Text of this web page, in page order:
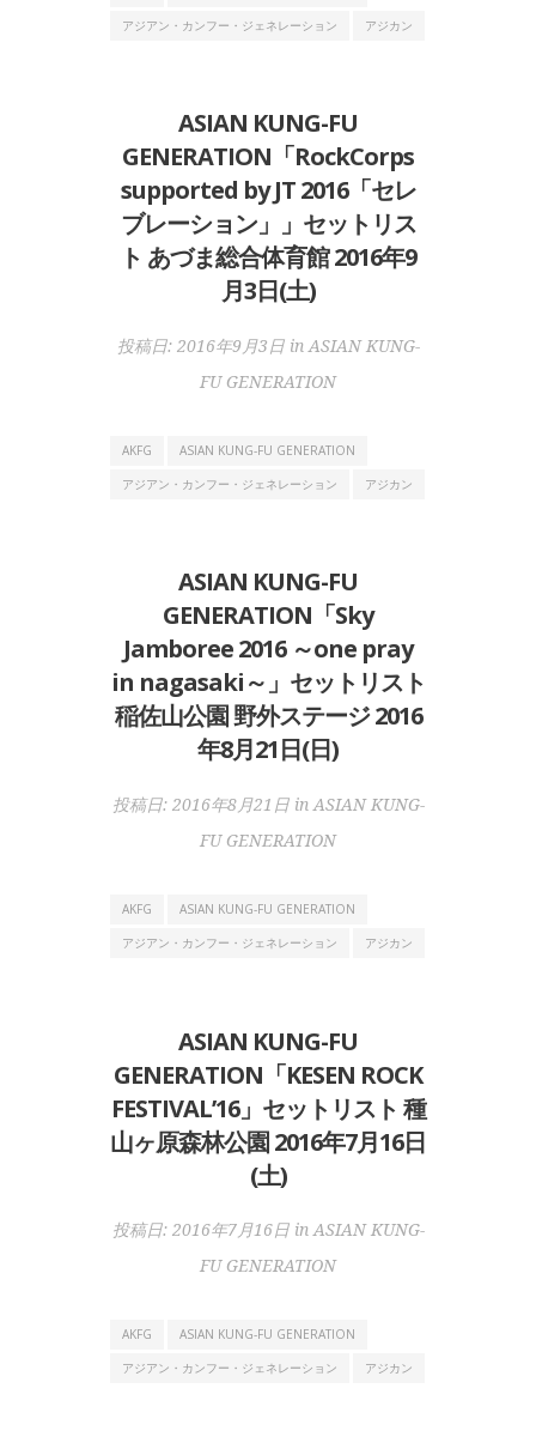
アジアン・カンフー・ジェネレーション
アジカン
ASIAN KUNG-FU
GENERATION「RockCorps
supported by JT 2016「セレ
ブレーション」」セットリス
ト あづま総合体育館 2016年9
月3日(土)
投稿日: 2016年9月3日inASIAN KUNG-
FU GENERATION
AKFG
ASIAN KUNG-FU GENERATION
アジアン・カンフー・ジェネレーション
アジカン
ASIAN KUNG-FU
GENERATION「Sky
Jamboree 2016 ～one pray
in nagasaki～」セットリスト
稲佐山公園 野外ステージ 2016
年8月21日(日)
投稿日: 2016年8月21日inASIAN KUNG-
FU GENERATION
AKFG
ASIAN KUNG-FU GENERATION
アジアン・カンフー・ジェネレーション
アジカン
ASIAN KUNG-FU
GENERATION「KESEN ROCK
FESTIVAL’16」セットリスト 種
山ヶ原森林公園 2016年7月16日
(土)
投稿日: 2016年7月16日inASIAN KUNG-
FU GENERATION
AKFG
ASIAN KUNG-FU GENERATION
アジアン・カンフー・ジェネレーション
アジカン